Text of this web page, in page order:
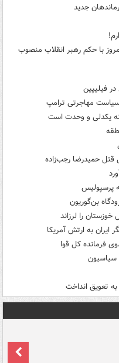
جدید
با حکم رهبر انقلاب منصوب
سیاست مهاجرتی ترامپ
یکدلی و وحدت است
قتل حمیدرضا رجب‌زاده
پرسپولیس
بن‌گوریون
ایران به ارتش آمریکا
فرمانده کل قوا
سیاسیون